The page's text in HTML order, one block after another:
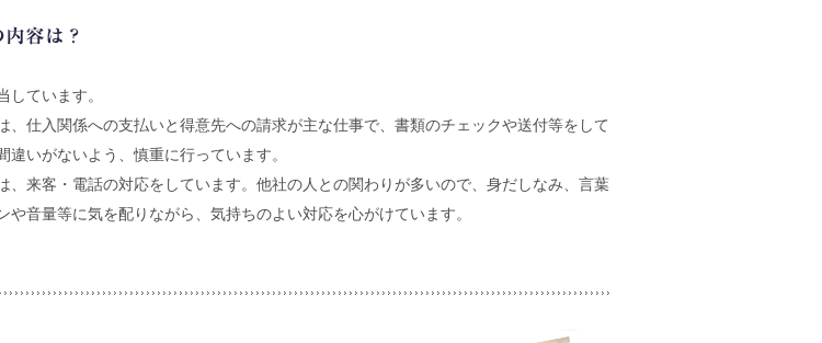
しています。
、仕入関係への支払いと得意先への請求が主な仕事で、書類のチェックや送付等をして
違いがないよう、慎重に行っています。
、来客・電話の対応をしています。他社の人との関わりが多いので、身だしなみ、言葉
や音量等に気を配りながら、気持ちのよい対応を心がけています。